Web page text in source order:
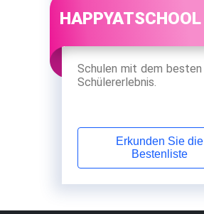
HAPPYATSCHOOL
Schulen mit dem besten
Schülererlebnis.
Erkunden Sie die
Bestenliste